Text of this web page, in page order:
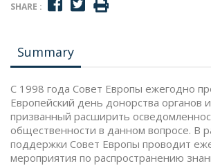
SHARE :
Summary
С 1998 года Совет Европы ежегодно
Европейский день донорства органов
призванный расширить
общественности в данном вопросе. В
поддержки Совет Европы проводит
мероприятия по распространению